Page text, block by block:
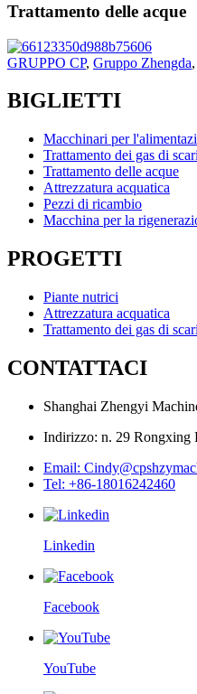
Trattamento delle acque
GRUPPO CP, Gruppo Zhengda,
BIGLIETTI
Macchinari per
Trattamento dei gas di
Trattamento delle acque
Attrezzatura acquatica
Pezzi di ricambio
Macchina per la
PROGETTI
Piante nutrici
Attrezzatura acquatica
Trattamento dei gas di
CONTATTACI
Shanghai Zhengyi
Indirizzo: n. 29 Rongxing
Email:
Tel: +86-18016242460
Linkedin
Facebook
YouTube